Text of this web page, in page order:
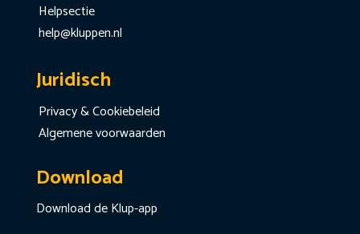
Helpsectie
help@kluppen.nl
Juridisch
Privacy & Cookiebeleid
Algemene voorwaarden
Download
Download de Klup-app